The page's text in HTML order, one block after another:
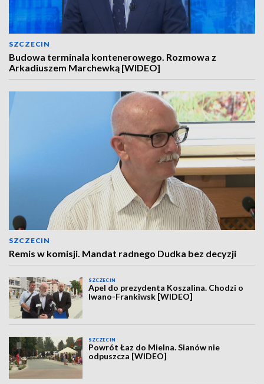
SZCZECIN
Budowa terminala kontenerowego. Rozmowa z
Arkadiuszem Marchewką [WIDEO]
SZCZECIN
Remis w komisji. Mandat radnego Dudka bez decyzji
SZCZECIN
Apel do prezydenta Koszalina. Chodzi o
Iwano-Frankiwsk [WIDEO]
SZCZECIN
Powrót Łaz do Mielna. Sianów nie
odpuszcza [WIDEO]